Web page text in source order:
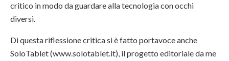
critico in modo da guardare alla tecnologia con occhi
diversi.
Di questa riflessione critica si è fatto portavoce anche
SoloTablet (www.solotablet.it), il progetto editoriale da me